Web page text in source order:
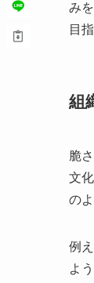
み
目
組
脆
文
の
例
よ